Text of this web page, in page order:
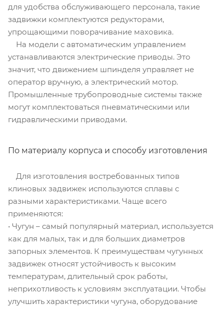
для удобства обслуживающего персонала, такие
задвижки комплектуются редукторами,
упрощающими поворачивание маховика.
На модели с автоматическим управлением
устанавливаются электрические приводы. Это
значит, что движением шпинделя управляет не
оператор вручную, а электрический мотор.
Промышленные трубопроводные системы также
могут комплектоваться пневматическими или
гидравлическими приводами.
По материалу корпуса и способу изготовления
Для изготовления востребованных типов
клиновых задвижек используются сплавы с
разными характеристиками. Чаще всего
применяются:
• Чугун – самый популярный материал, используется
как для малых, так и для больших диаметров
запорных элементов. К преимуществам чугунных
задвижек относят устойчивость к высоким
температурам, длительный срок работы,
неприхотливость к условиям эксплуатации. Чтобы
улучшить характеристики чугуна, оборудование